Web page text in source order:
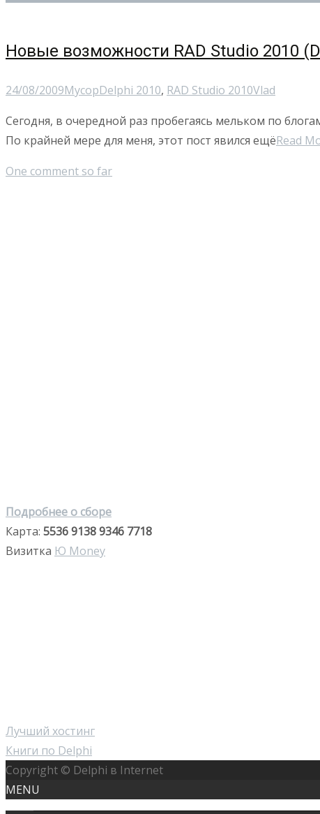
Новые возможности RAD Studio 2010
24/08/2009МусорDelphi 2010, RAD Studio 2010Vlad
Сегодня, в очередной раз пробегаясь мельком по
По крайней мере для меня, этот пост явился ещёRead
One comment so far
Подробнее о сборе
Карта: 5536 9138 9346 7718
Визитка Ю Money
Лучший хостинг
Книги по Delphi
Copyright © Delphi в Internet
MENU